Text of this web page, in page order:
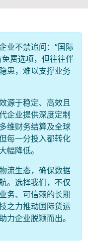
业不禁追问：“国际
费选项，但往往伴
患，难以支撑业务
源于稳定、高效且
企业提供深度定制
维财务结算及全球
每一分投入都转化
幅降低。
流生态，确保数据
。选择我们，不仅
务、可信赖的长期
之力推动国际货运
力企业脱颖而出。